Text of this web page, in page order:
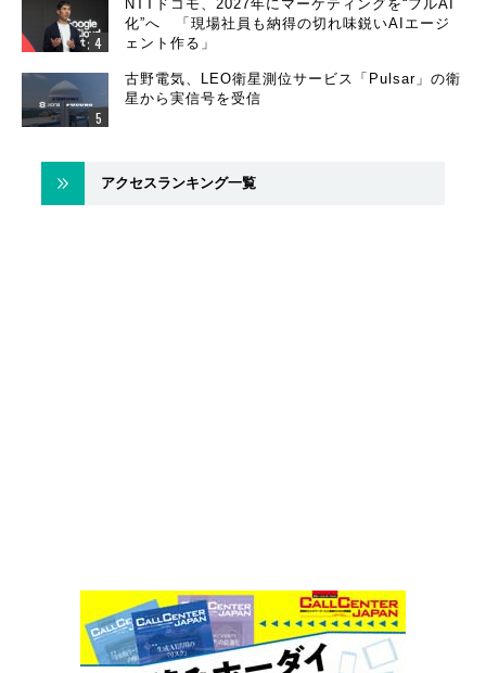
NTTドコモ、2027年にマーケティングを“フルAI
化”へ 「現場社員も納得の切れ味鋭いAIエージ
ェント作る」
古野電気、LEO衛星測位サービス「Pulsar」の衛
星から実信号を受信
アクセスランキング一覧